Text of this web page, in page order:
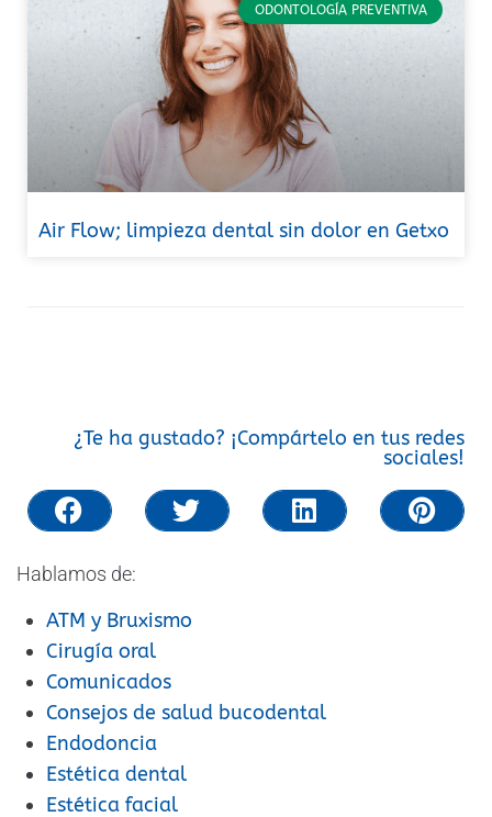
ODONTOLOGÍA PREVENTIVA
Air Flow; limpieza dental sin dolor en Getxo
¿Te ha gustado? ¡Compártelo en tus redes
sociales!
Hablamos de:
ATM y Bruxismo
Cirugía oral
Comunicados
Consejos de salud bucodental
Endodoncia
Estética dental
Estética facial